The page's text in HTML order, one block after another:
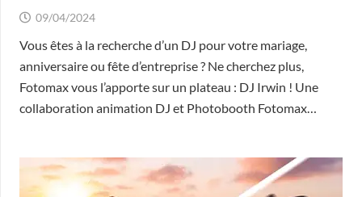
09/04/2024
Vous êtes à la recherche d’un DJ pour votre mariage,
anniversaire ou fête d’entreprise ? Ne cherchez plus,
Fotomax vous l’apporte sur un plateau : DJ Irwin ! Une
collaboration animation DJ et Photobooth Fotomax…